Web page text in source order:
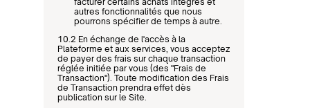
autres fonctionnalités que nous
pourrons spécifier de temps à autre.
10.2 En échange de l'accès à la
Plateforme et aux services, vous acceptez
de payer des frais sur chaque transaction
réglée initiée par vous (des "Frais de
Transaction"). Toute modification des Frais
de Transaction prendra effet dès
publication sur le Site.